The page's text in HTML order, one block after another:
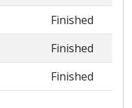
Finished
Finished
Finished